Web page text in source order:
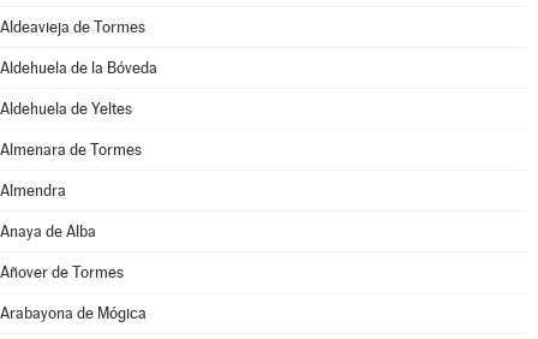
Aldeavieja de Tormes
Aldehuela de la Bóveda
Aldehuela de Yeltes
Almenara de Tormes
Almendra
Anaya de Alba
Añover de Tormes
Arabayona de Mógica